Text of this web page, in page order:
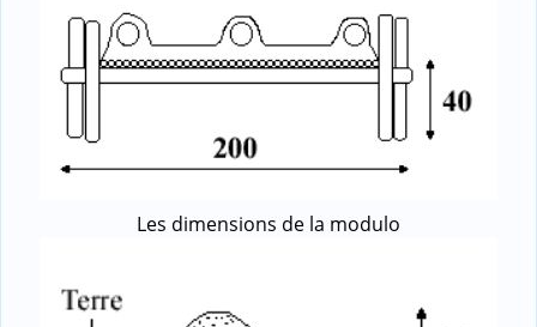
Les dimensions de la modulo